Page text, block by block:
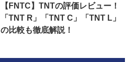
【FNTC】TNTの評価レビュー！
「TNT R」「TNT C」「TNT L」
の比較も徹底解説！